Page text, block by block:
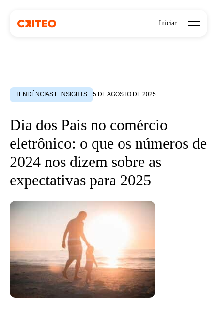
Iniciar Open
TENDÊNCIAS E INSIGHTS 5 DE AGOSTO DE 2025
Dia dos Pais no comércio
eletrônico: o que os números de
2024 nos dizem sobre as
expectativas para 2025